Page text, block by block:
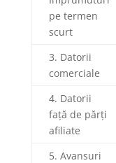
pe termen
scurt
3. Datorii
comerciale
4. Datorii
față de părți
afiliate
5. Avansuri